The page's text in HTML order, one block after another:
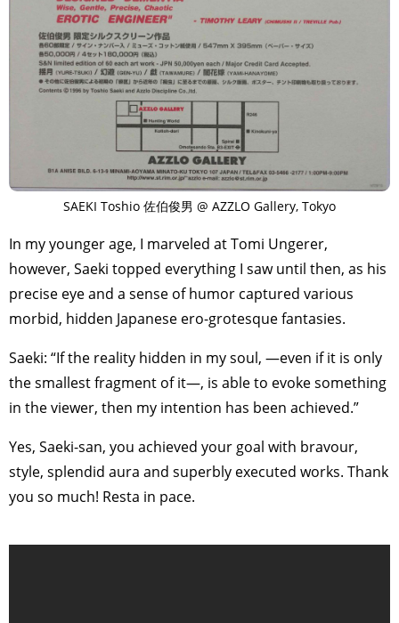
SAEKI Toshio 佐伯俊男 @ AZZLO Gallery, Tokyo
In my younger age, I marveled at Tomi Ungerer,
however, Saeki topped everything I saw until then, as his
precise eye and a sense of humor captured various
morbid, hidden Japanese ero-grotesque fantasies.
Saeki: “If the reality hidden in my soul, —even if it is only
the smallest fragment of it—, is able to evoke something
in the viewer, then my intention has been achieved.”
Yes, Saeki-san, you achieved your goal with bravour,
style, splendid aura and superbly executed works. Thank
you so much! Resta in pace.